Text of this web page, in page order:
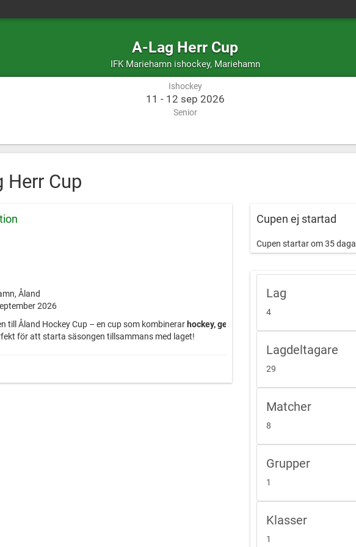
A-Lag Herr Cup
IFK Mariehamn ishockey, Ishockey
MariehamnMariehamn
Ishockey
11 - 12 sep 2026
Senior
Herr Cup
Åland
2026
till Åland Hockey Cup – en cup som kombinerar hockey, gemenskap och en unik upplevelse
för att starta säsongen tillsammans med laget!
Cupen ej startad
Cupen startar om 35
Lag
4
Lagdeltagare
29
Matcher
8
Grupper
1
Klasser
1